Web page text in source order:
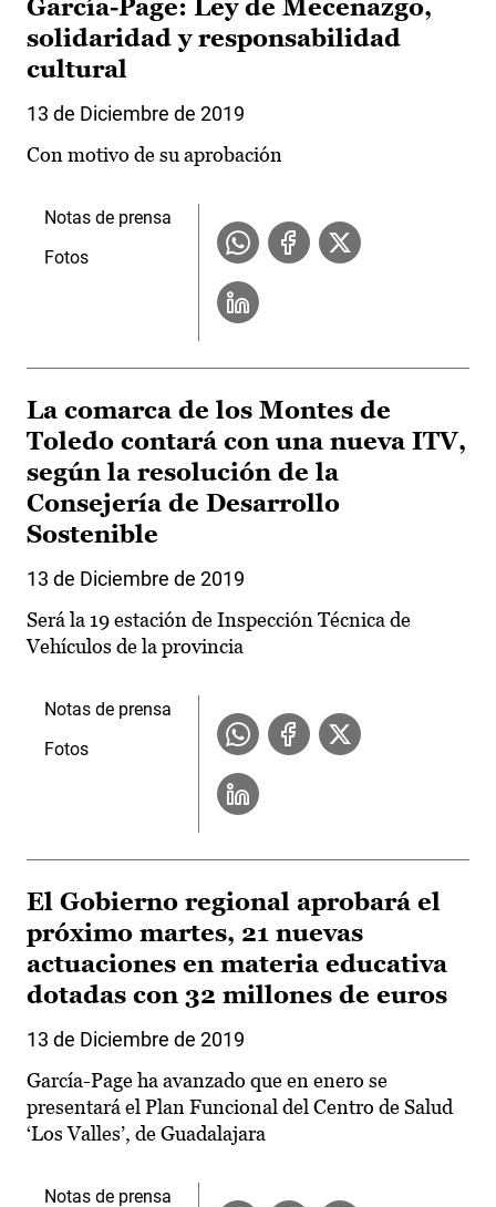
García-Page: Ley de Mecenazgo,
solidaridad y responsabilidad
cultural
13 de Diciembre de 2019
Con motivo de su aprobación
Notas de prensa
Fotos
La comarca de los Montes de
Toledo contará con una nueva ITV,
según la resolución de la
Consejería de Desarrollo
Sostenible
13 de Diciembre de 2019
Será la 19 estación de Inspección Técnica de
Vehículos de la provincia
Notas de prensa
Fotos
El Gobierno regional aprobará el
próximo martes, 21 nuevas
actuaciones en materia educativa
dotadas con 32 millones de euros
13 de Diciembre de 2019
García-Page ha avanzado que en enero se
presentará el Plan Funcional del Centro de Salud
‘Los Valles’, de Guadalajara
Notas de prensa